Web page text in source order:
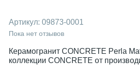
Артикул: 09873-0001
Пока нет отзывов
Керамогранит CONCRETE Perla
коллекции CONCRETE от